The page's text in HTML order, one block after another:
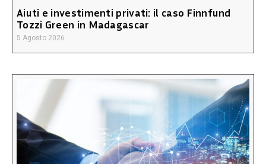
Aiuti e investimenti privati: il caso Finnfund
Tozzi Green in Madagascar
5 Agosto 2026